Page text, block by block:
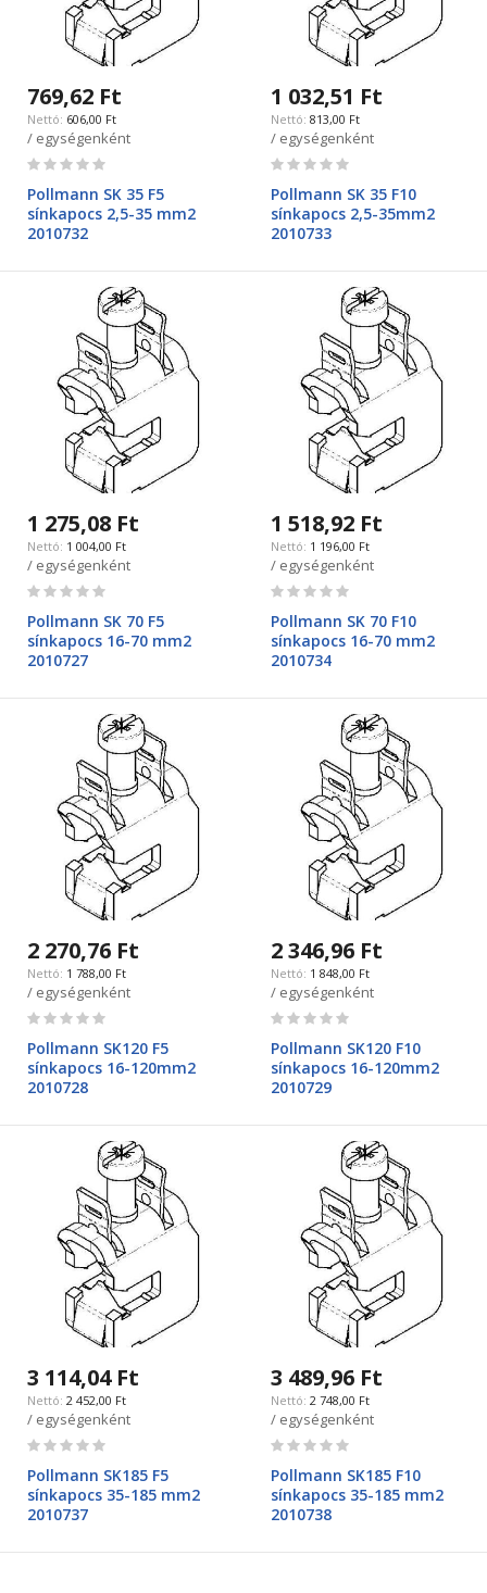
769,62 Ft
606,00 Ft
/ egységenként
Rating:
Pollmann SK 35 F5
sínkapocs 2,5-35 mm2
2010732
1 032,51 Ft
813,00 Ft
/ egységenként
Rating:
Pollmann SK 35 F10
sínkapocs 2,5-35mm2
2010733
1 275,08 Ft
1 004,00 Ft
/ egységenként
Rating:
Pollmann SK 70 F5
sínkapocs 16-70 mm2
2010727
1 518,92 Ft
1 196,00 Ft
/ egységenként
Rating:
Pollmann SK 70 F10
sínkapocs 16-70 mm2
2010734
2 270,76 Ft
1 788,00 Ft
/ egységenként
Rating:
Pollmann SK120 F5
sínkapocs 16-120mm2
2010728
2 346,96 Ft
1 848,00 Ft
/ egységenként
Rating:
Pollmann SK120 F10
sínkapocs 16-120mm2
2010729
3 114,04 Ft
2 452,00 Ft
/ egységenként
Rating:
Pollmann SK185 F5
sínkapocs 35-185 mm2
2010737
3 489,96 Ft
2 748,00 Ft
/ egységenként
Rating:
Pollmann SK185 F10
sínkapocs 35-185 mm2
2010738